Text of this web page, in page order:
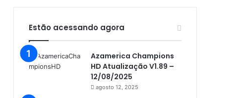
Audisat E10 Lote 1 e 2
Audisat E10 Lote 3
Audisat K10 Urus
Audisat K20 Huracan
Audisat K30 Aventador
Estão acessando agora
Azamerica Champions
HD Atualização V1.89 –
12/08/2025
agosto 12, 2025